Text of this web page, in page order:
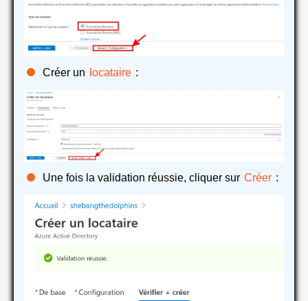
Créer un locataire :
Une fois la validation réussie, cliquer sur Créer :